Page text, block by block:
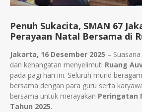
Penuh Sukacita, SMAN 67
Perayaan Natal Bersama di
Jakarta, 16 Desember 2025 –
dan kehangatan menyelimuti Ruang
pada pagi hari ini. Seluruh murid
bersama dengan para guru serta
bersama untuk merayakan Peringatan
Tahun 2025.